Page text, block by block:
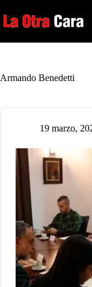
al
contenido
Armando Benedetti
19 marzo,